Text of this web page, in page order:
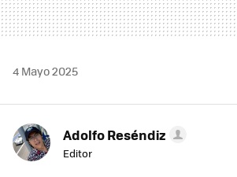
4 Mayo 2025
Adolfo Reséndiz
Editor